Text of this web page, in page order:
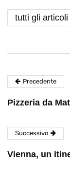
tutti gli articoli
Precedente
Pizzeria da
Successivo
Vienna, un